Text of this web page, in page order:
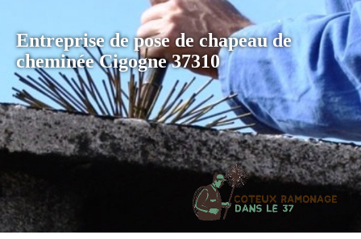
Entreprise de pose de chapeau de
cheminée Cigogne 37310